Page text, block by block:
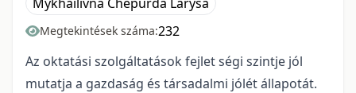
Megtekintések száma:232
Az oktatási szolgáltatások fejlet ségi szintje jól
mutatja a gazdaság és társadalmi jólét állapotát.